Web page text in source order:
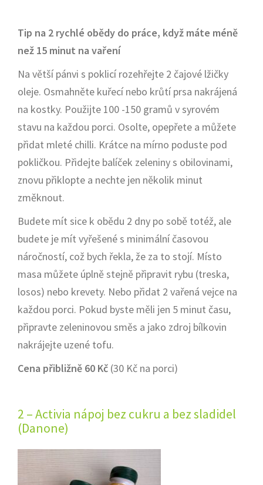
Tip na 2 rychlé obědy do práce, když máte méně
než 15 minut na vaření
Na větší pánvi s poklicí rozehřejte 2 čajové lžičky
oleje. Osmahněte kuřecí nebo krůtí prsa nakrájená
na kostky. Použijte 100 -150 gramů v syrovém
stavu na každou porci. Osolte, opepřete a můžete
přidat mleté chilli. Krátce na mírno poduste pod
pokličkou. Přidejte balíček zeleniny s obilovinami,
znovu přiklopte a nechte jen několik minut
změknout.
Budete mít sice k obědu 2 dny po sobě totéž, ale
budete je mít vyřešené s minimální časovou
náročností, což bych řekla, že za to stojí. Místo
masa můžete úplně stejně připravit rybu (treska,
losos) nebo krevety. Nebo přidat 2 vařená vejce na
každou porci. Pokud byste měli jen 5 minut času,
připravte zeleninovou směs a jako zdroj bílkovin
nakrájejte uzené tofu.
Cena přibližně 60 Kč (30 Kč na porci)
2 – Activia nápoj bez cukru a bez sladidel
(Danone)